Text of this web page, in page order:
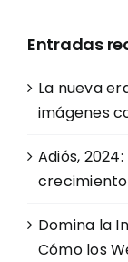
Entradas
La nueva
imágenes
Adiós,
Domina la
Cómo los